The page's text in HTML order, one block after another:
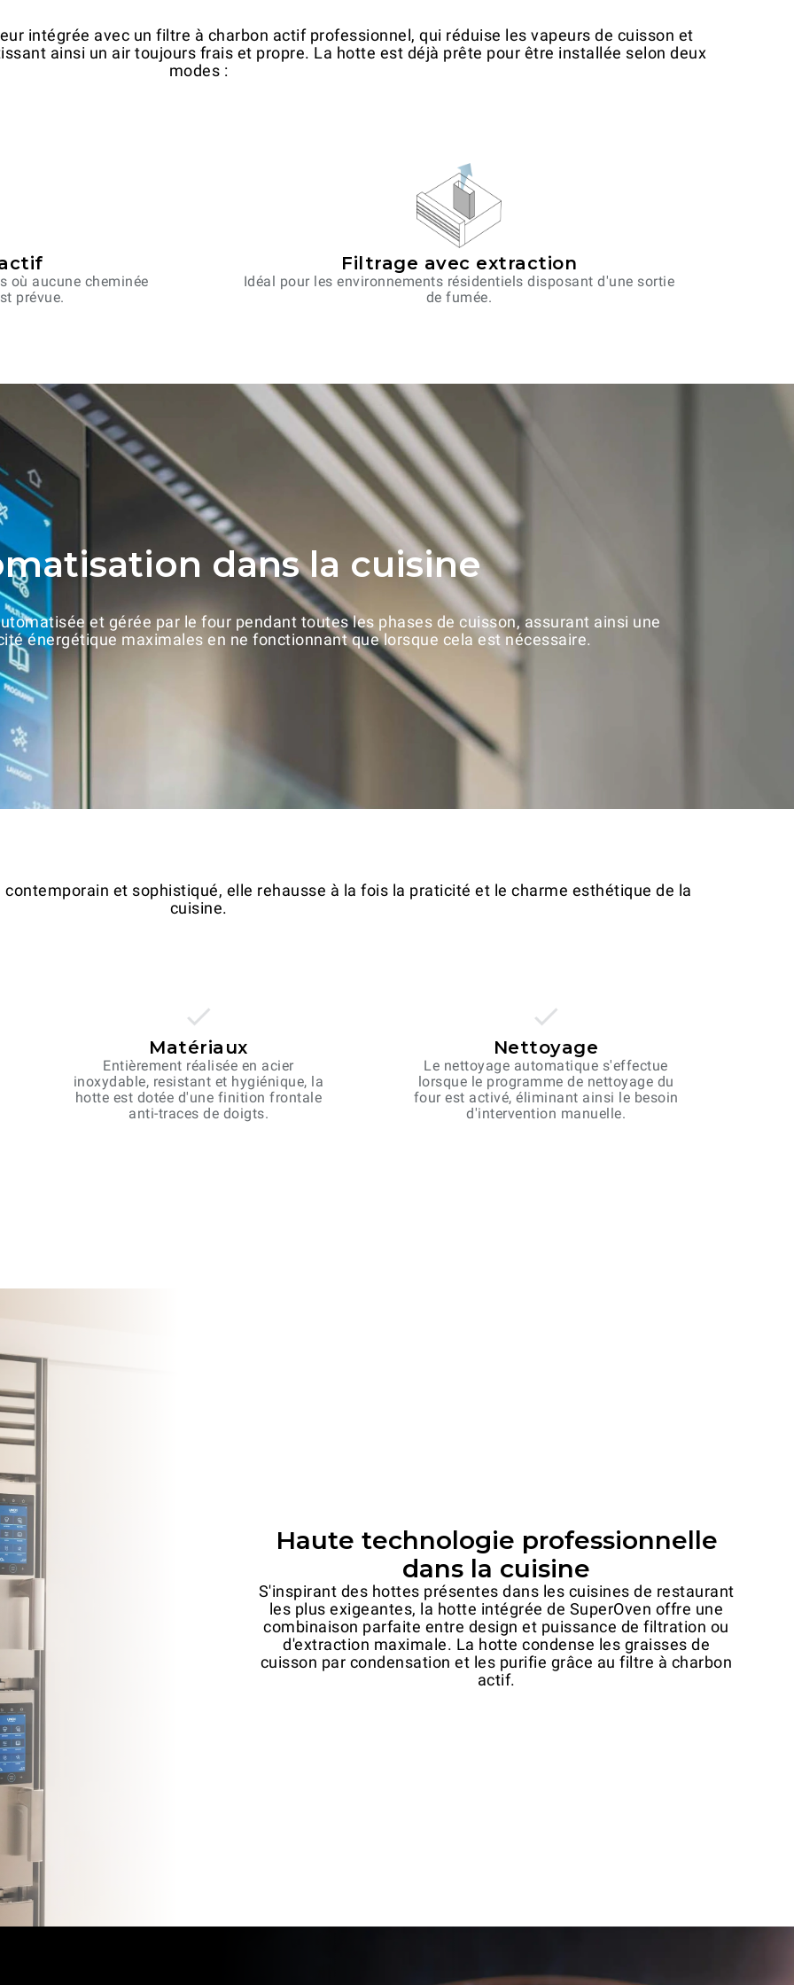
intégrée avec un filtre à charbon actif professionnel, qui réduise les vapeurs de cuisson et
ainsi un air toujours frais et propre. La hotte est déjà prête pour être installée selon deux
modes :
où aucune cheminée
prévue.
Filtrage avec extraction
Idéal pour les environnements résidentiels disposant d'une sortie
de fumée.
dans la cuisine
et gérée par le four pendant toutes les phases de cuisson, assurant ainsi une
énergétique maximales en ne fonctionnant que lorsque cela est nécessaire.
et sophistiqué, elle rehausse à la fois la praticité et le charme esthétique de la
cuisine.
Matériaux
Entièrement réalisée en acier
inoxydable, resistant et hygiénique, la
hotte est dotée d'une finition frontale
anti-traces de doigts.
Nettoyage
Le nettoyage automatique s'effectue
lorsque le programme de nettoyage du
four est activé, éliminant ainsi le besoin
d'intervention manuelle.
Haute technologie professionnelle
dans la cuisine
S'inspirant des hottes présentes dans les cuisines de restaurant
les plus exigeantes, la hotte intégrée de SuperOven offre une
combinaison parfaite entre design et puissance de filtration ou
d'extraction maximale. La hotte condense les graisses de
cuisson par condensation et les purifie grâce au filtre à charbon
actif.